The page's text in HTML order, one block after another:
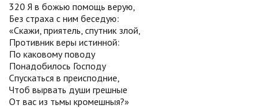
320 Я в божью помощь верую,
Без страха с ним беседую:
«Скажи, приятель, спутник злой,
Противник веры истинной:
По каковому поводу
Понадобилось Господу
Спускаться в преисподние,
Чтоб вырвать души грешные
От вас из тьмы кромешныя?»